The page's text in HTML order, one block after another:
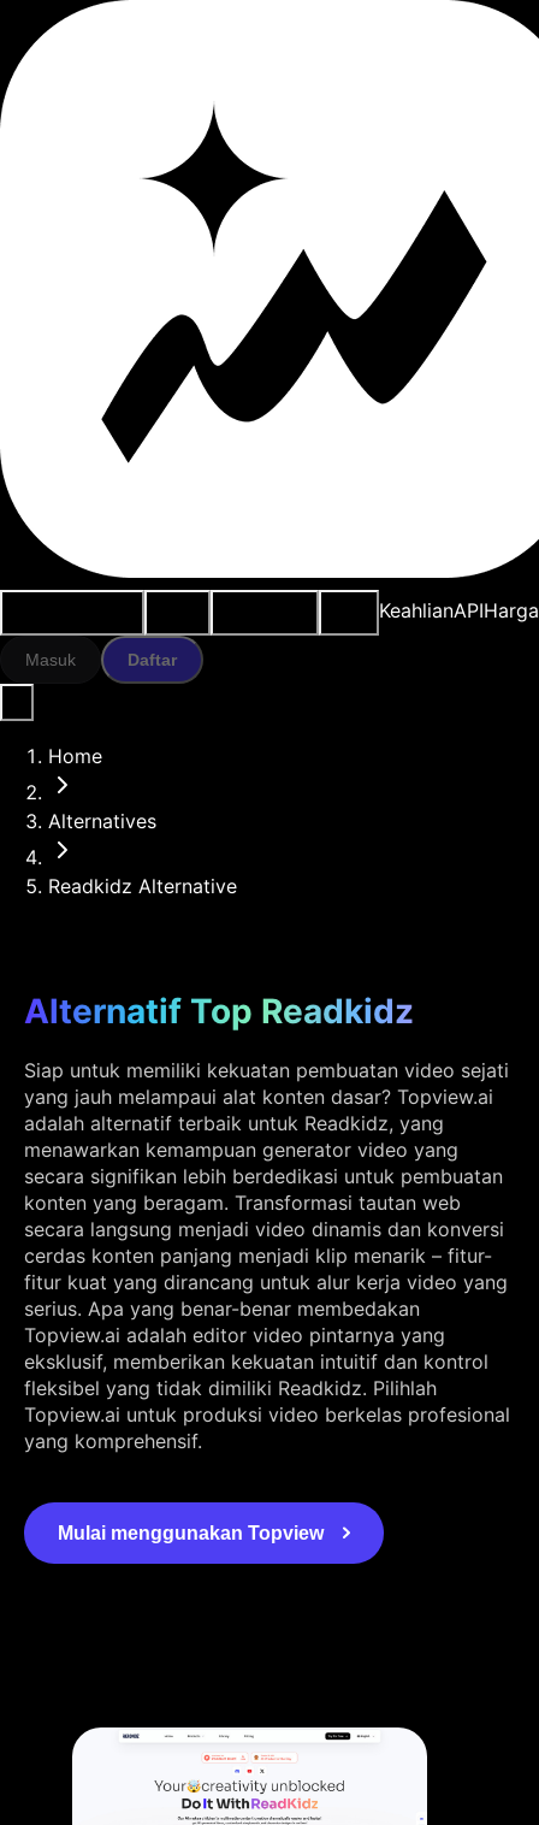
KeahlianAPIHarga
Masuk Daftar
Home
Alternatives
Readkidz Alternative
Alternatif Top Readkidz
Siap untuk memiliki kekuatan pembuatan video sejati
yang jauh melampaui alat konten dasar? Topview.ai
adalah alternatif terbaik untuk Readkidz, yang
menawarkan kemampuan generator video yang
secara signifikan lebih berdedikasi untuk pembuatan
konten yang beragam. Transformasi tautan web
secara langsung menjadi video dinamis dan konversi
cerdas konten panjang menjadi klip menarik – fitur-
fitur kuat yang dirancang untuk alur kerja video yang
serius. Apa yang benar-benar membedakan
Topview.ai adalah editor video pintarnya yang
eksklusif, memberikan kekuatan intuitif dan kontrol
fleksibel yang tidak dimiliki Readkidz. Pilihlah
Topview.ai untuk produksi video berkelas profesional
yang komprehensif.
Mulai menggunakan Topview